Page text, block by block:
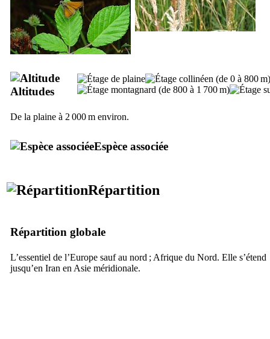
Altitudes
De la plaine à 2 000 m environ.
Espèce associée
Répartition
Répartition globale
L’essentiel de l’Europe sauf au nord ; Afrique du Nord. Elle s’étend
jusqu’en Iran en Asie méridionale.